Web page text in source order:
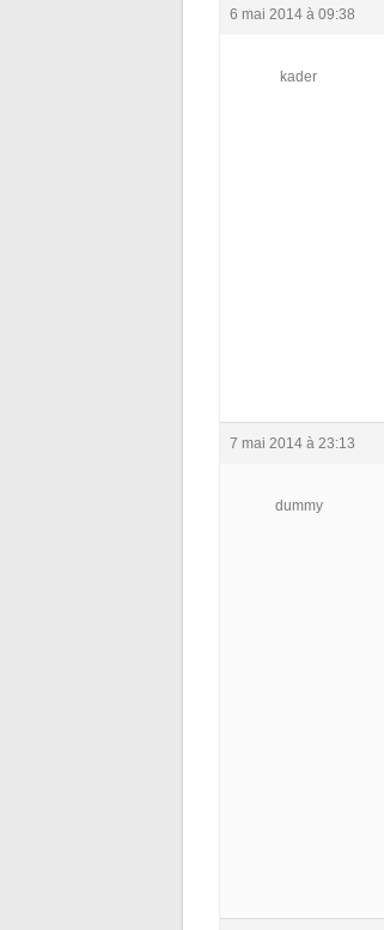
6 mai 2014 à 09:38
kader
7 mai 2014 à 23:13
dummy